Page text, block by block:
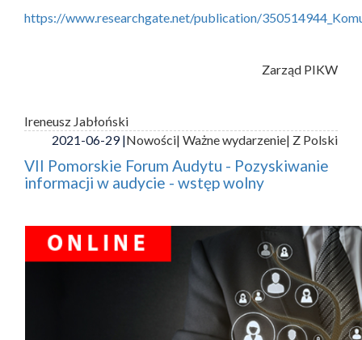
https://www.researchgate.net/publication/
Zarząd PIKW
Ireneusz Jabłoński
2021-06-29 |Nowości| Ważne wydarzenie| Z Polski
VII Pomorskie Forum Audytu - Pozyskiwanie
informacji w audycie - wstęp wolny